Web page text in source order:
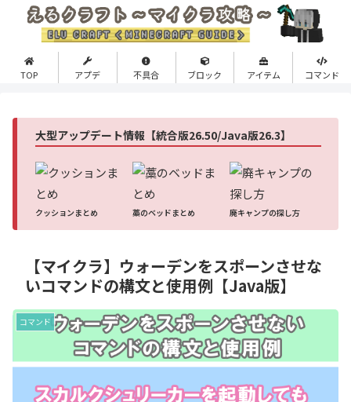
TOP アプデ 不具合 ブロック アイテム コマンド
大型アップデート情報【統合版26.50/Java版26.3】
クッションまとめ 藁のベッドまとめ 廃キャンプの探し方
【マイクラ】ウォーデンをスポーンさせな
いコマンドの構文と使用例【Java版】
コマンド